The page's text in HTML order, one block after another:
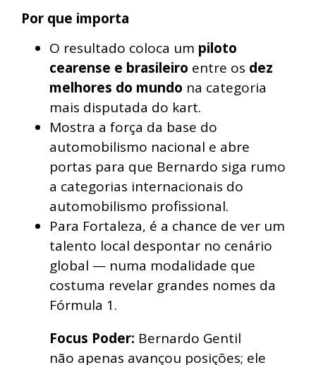
Por que importa
O resultado coloca um piloto
cearense e brasileiro entre os dez
melhores do mundo na categoria
mais disputada do kart.
Mostra a força da base do
automobilismo nacional e abre
portas para que Bernardo siga rumo
a categorias internacionais do
automobilismo profissional.
Para Fortaleza, é a chance de ver um
talento local despontar no cenário
global — numa modalidade que
costuma revelar grandes nomes da
Fórmula 1.
Focus Poder: Bernardo Gentil
não apenas avançou posições; ele